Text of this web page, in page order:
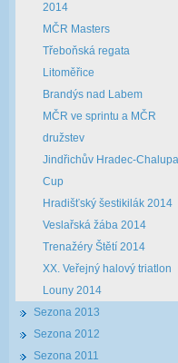
2014
MČR Masters
Třeboňská regata
Litoměřice
Brandýs nad Labem
MČR ve sprintu a MČR
družstev
Jindřichův Hradec-Chalupa
Cup
Hradišťský šestikilák 2014
Veslařská žába 2014
Trenažéry Štětí 2014
XX. Veřejný halový triatlon
Louny 2014
Sezona 2013
Sezona 2012
Sezona 2011